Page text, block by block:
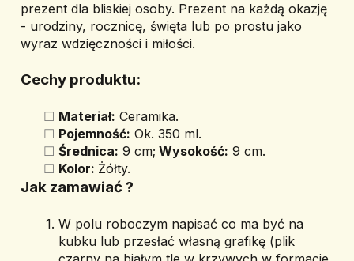
prezent dla bliskiej osoby. Prezent na każdą okazję
- urodziny, rocznicę, święta lub po prostu jako
wyraz wdzięczności i miłości.
Cechy produktu:
Materiał: Ceramika.
Pojemność: Ok. 350 ml.
Średnica: 9 cm; Wysokość: 9 cm.
Kolor: Żółty.
Jak zamawiać ?
W polu roboczym napisać co ma być na
kubku lub przesłać własną grafikę (plik